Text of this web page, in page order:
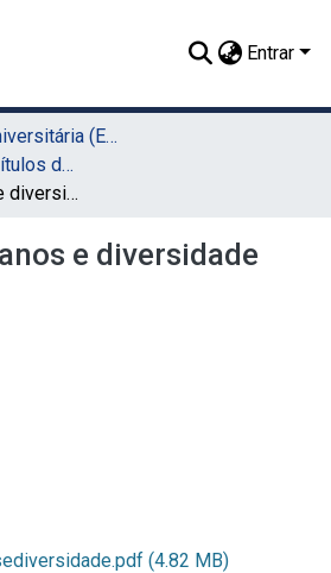
Entrar
08. Editora Universitária (EDUFRPE)
08.1 - Livros e Capítulos de Livros (EDUFRPE)
Direitos humanos e diversidade
e diversidade
(4.82 MB)